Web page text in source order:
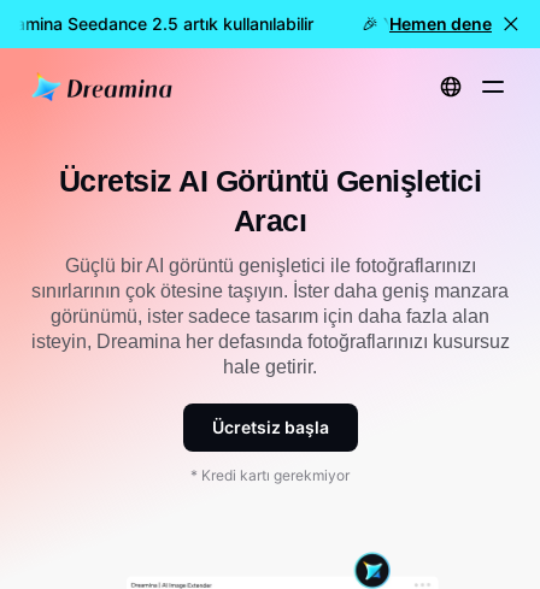
Seedance 2.5 artık kullanılabilir 🎉 Yeni model
Hemen dene
Ana Sayfa Araçlar Ücretsiz Yapay Zeka Görsel Genişletme Aracı
Ücretsiz AI Görüntü Genişletici
Aracı
Güçlü bir AI görüntü genişletici ile fotoğraflarınızı
sınırlarının çok ötesine taşıyın. İster daha geniş manzara
görünümü, ister sadece tasarım için daha fazla alan
isteyin, Dreamina her defasında fotoğraflarınızı kusursuz
hale getirir.
Ücretsiz başla
* Kredi kartı gerekmiyor